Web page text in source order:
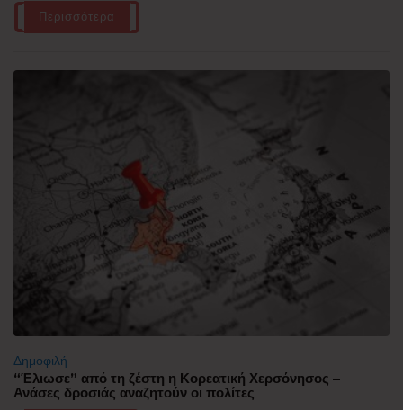
Περισσότερα
Δημοφιλή
“Έλιωσε” από τη ζέστη η Κορεατική Χερσόνησος –
Ανάσες δροσιάς αναζητούν οι πολίτες